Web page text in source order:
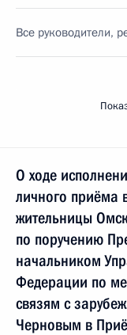
Все руководители,
О ходе
личного приёма
жительницы
по поручению
начальником
Федерации по
связям с
Черновым в